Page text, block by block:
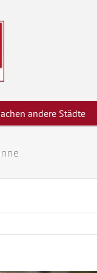
andere Städte